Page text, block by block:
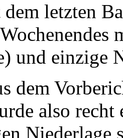
letzten
und einzige
dem
also
Niederlage